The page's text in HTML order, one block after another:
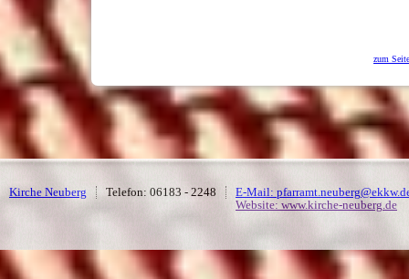
zum
Kirche Neuberg Telefon: 06183 - 2248
E-Mail:
Website: www.kirche-neuberg.de